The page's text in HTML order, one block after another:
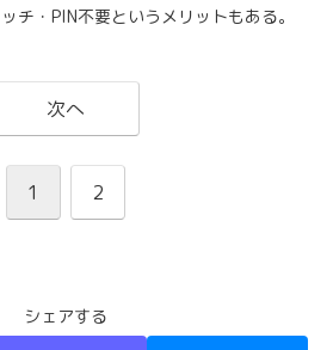
チ・PIN不要というメリットもある。
次へ
1 2
シェアする